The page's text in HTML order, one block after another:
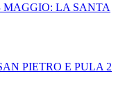
MAGGIO: LA SANTA
PIETRO E PULA 2